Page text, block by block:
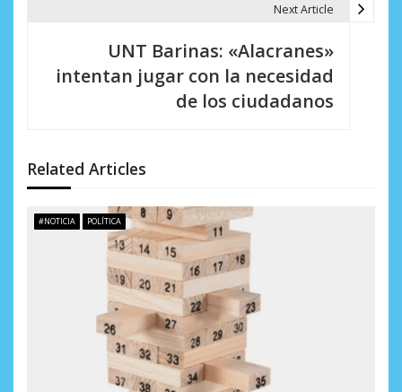
ó
n
d
Next Article
UNT Barinas: «Alacranes»
intentan jugar con la necesidad
de los ciudadanos
Related Articles
#NOTICIA POLÍTICA